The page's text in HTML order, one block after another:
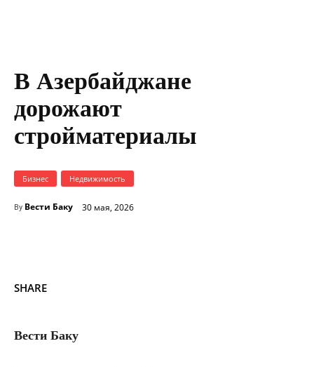
В Азербайджане
дорожают
стройматериалы
Бизнес Недвижимость
By Вести Баку 30 мая, 2026
SHARE
Вести Баку